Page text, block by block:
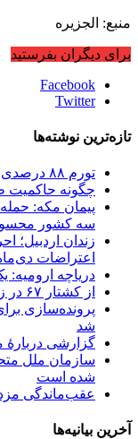
منبع: الجزیره
برای دیگران بفرستید
Facebook
Twitter
تازه‌ترین نوشته‌ها
تورم ۸۸ درصدی؛ قیمت کالاهای اساسی همچنان می‌تازد
چگونه حاکمیت
پیمان مکه: حمله
سه کشور
اعتراضات دی‌ماه
دریاچه
از کشتار ۶۷ در زندان تا کشتار ۱۴۰۴ در خیابان
شد
گزارشی دربارهٔ
سازمان ملل
شده است
عقب‌ماندگی مزد
آخرین بیانیه‌ها